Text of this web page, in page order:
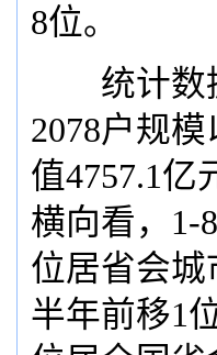
8位。
统计数据
2078户规
值4757.1亿
横向看，1-
位居省会城
半年前移1